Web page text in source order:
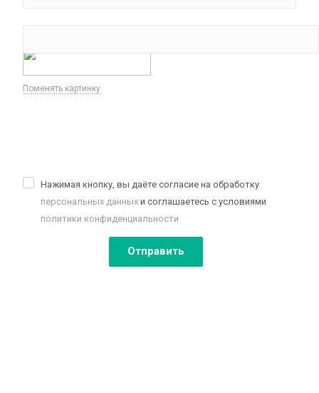
Поменять картинку
Нажимая кнопку, вы даёте согласие на обработку
персональных данных и соглашаетесь с условиями
политики конфиденциальности
Отправить